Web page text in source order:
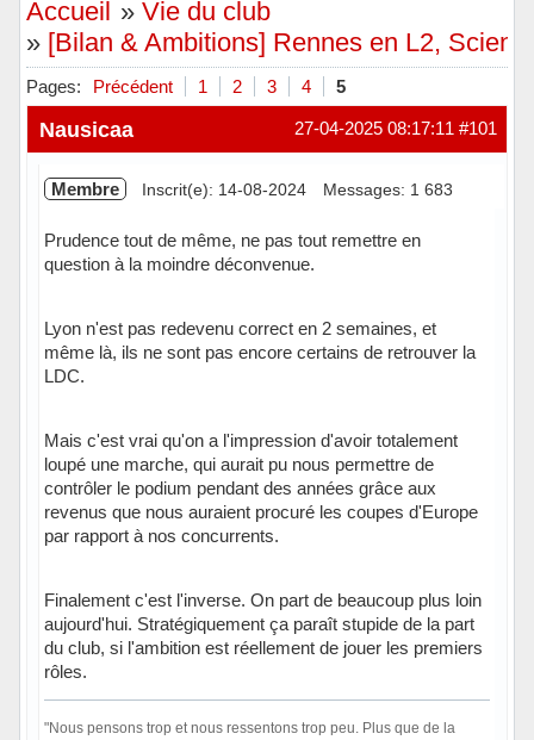
Accueil »Vie du club
» [Bilan & Ambitions] Rennes en L2,
Pages: Précédent 1 2 3 4 5
#101
27-04-2025 08:17:11
Nausicaa
Membre Inscrit(e): 14-08-2024 Messages: 1 683
Prudence tout de même, ne pas tout remettre en
question à la moindre déconvenue.
Lyon n'est pas redevenu correct en 2 semaines, et
même là, ils ne sont pas encore certains de retrouver la
LDC.
Mais c'est vrai qu'on a l'impression d'avoir totalement
loupé une marche, qui aurait pu nous permettre de
contrôler le podium pendant des années grâce aux
revenus que nous auraient procuré les coupes d'Europe
par rapport à nos concurrents.
Finalement c'est l'inverse. On part de beaucoup plus loin
aujourd'hui. Stratégiquement ça paraît stupide de la part
du club, si l'ambition est réellement de jouer les premiers
rôles.
"Nous pensons trop et nous ressentons trop peu. Plus que de la